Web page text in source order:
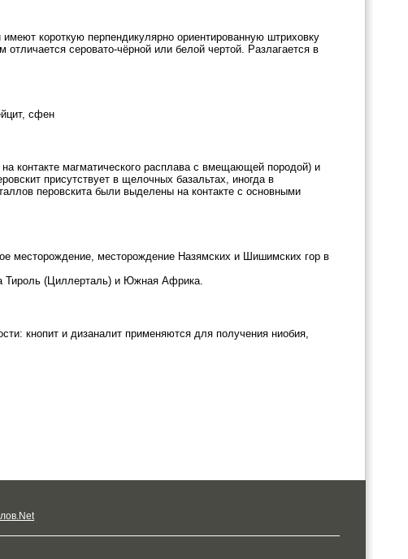
короткую перпендикулярно ориентированную штриховку
серовато-чёрной или белой чертой. Разлагается в
сфен
контакте магматического расплава с вмещающей породой) и
присутствует в щелочных базальтах, иногда в
перовскита были выделены на контакте с основными
месторождение, месторождение Назямских и Шишимских гор в
Тироль (Циллерталь) и Южная Африка.
кнопит и дизаналит применяются для получения ниобия,